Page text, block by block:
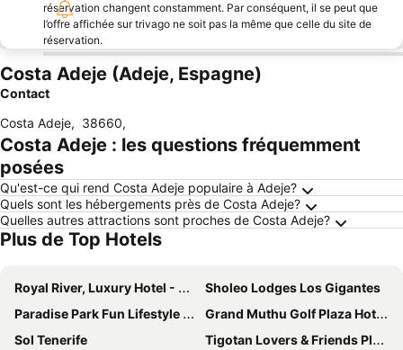
réservation changent constamment. Par conséquent, il se peut que
l’offre affichée sur trivago ne soit pas la même que celle du site de
réservation.
Costa Adeje (Adeje, Espagne)
Contact
Costa Adeje, 38660,
Costa Adeje : les questions fréquemment
posées
Qu'est-ce qui rend Costa Adeje populaire à Adeje?
Quels sont les hébergements près de Costa Adeje?
Quelles autres attractions sont proches de Costa Adeje?
Plus de Top Hotels
Royal River, Luxury Hotel - Adults Only
Sholeo Lodges Los Gigantes
Paradise Park Fun Lifestyle Hotel
Grand Muthu Golf Plaza Hotel & Spa
Sol Tenerife
Tigotan Lovers & Friends Playa de las Americas